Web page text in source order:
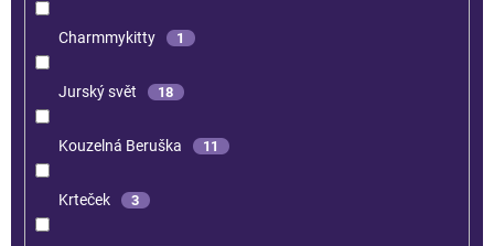
Charmmykitty 1
Jurský svět 18
Kouzelná Beruška 11
Krteček 3